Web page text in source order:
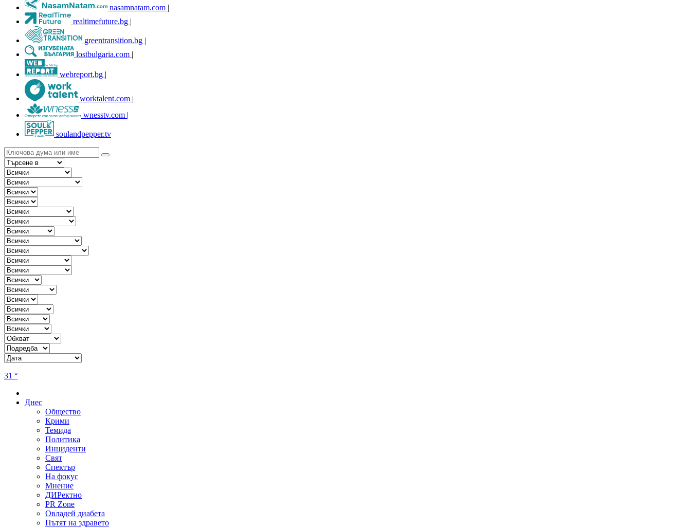
nasamnatam.com |
realtimefuture.bg |
greentransition.bg |
lostbulgaria.com |
webreport.bg |
worktalent.com |
wnesstv.com |
soulandpepper.tv
31 °
Днес
Общество
Крими
Темида
Политика
Инциденти
Свят
Спектър
На фокус
Мнение
ДИРектно
PR Zone
Овладей диабета
Пътят на здравето